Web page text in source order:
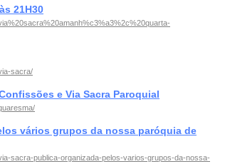
21H30
sacra/
e Via Sacra Paroquial
vários grupos da nossa paróquia de
sacra-publica-organizada-pelos-varios-grupos-da-nossa-